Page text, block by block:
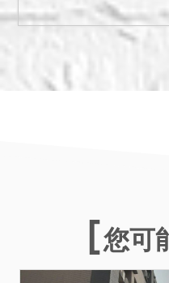
後不
金或
二
該
平
現場
務人
您可